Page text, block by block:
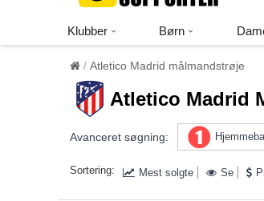
Klubber Børn
Atletico Madrid målmandstrøje
Atletico Madrid
Avanceret søgning:
Sortering: Mest solgte Se